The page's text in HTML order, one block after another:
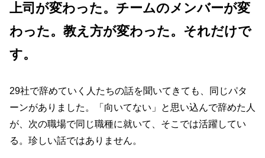
上司が変わった。チームのメンバーが変
わった。教え方が変わった。それだけで
す。
29社で辞めていく人たちの話を聞いてきても、同じパタ
ーンがありました。「向いてない」と思い込んで辞めた人
が、次の職場で同じ職種に就いて、そこでは活躍してい
る。珍しい話ではありません。